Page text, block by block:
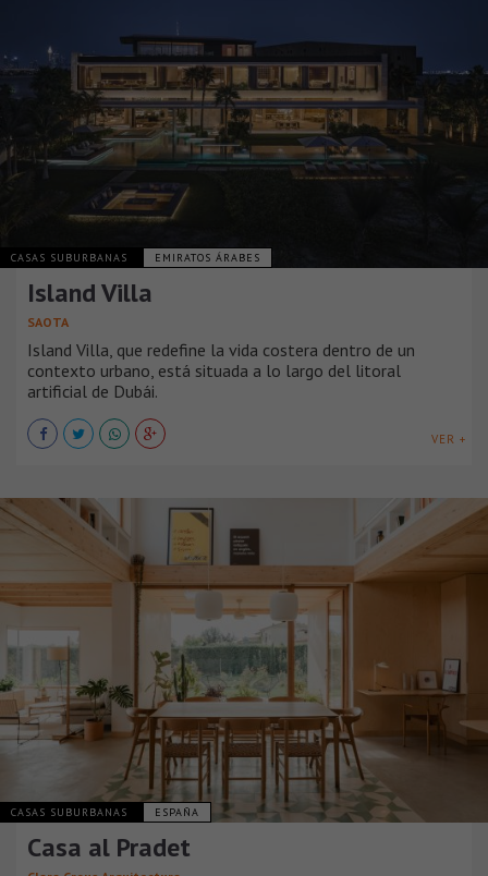
CASAS SUBURBANAS EMIRATOS ÁRABES
Island Villa
SAOTA
Island Villa, que redefine la vida costera dentro de un
contexto urbano, está situada a lo largo del litoral
artificial de Dubái.
VER +
CASAS SUBURBANAS ESPAÑA
Casa al Pradet